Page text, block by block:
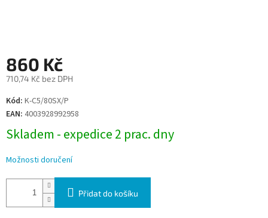
860 Kč
710,74 Kč bez DPH
Měrná
cena:
Kód: K-C5/80SX/P
EAN: 4003928992958
Skladem - expedice 2 prac. dny
Možnosti doručení
Přidat do košíku